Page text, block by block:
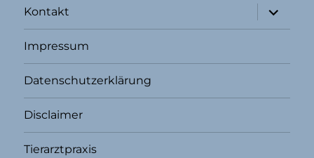
Kontakt
öffnen
Impressum
Datenschutzerklärung
Disclaimer
Tierarztpraxis